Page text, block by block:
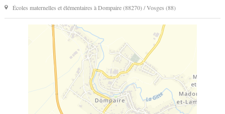
Écoles maternelles et élémentaires àDompaire(88270) / Vosges (88)